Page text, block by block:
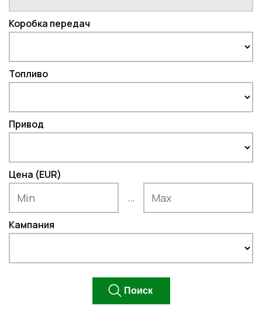
Коробка передач
Топливо
Привод
Цена (EUR)
...
Кампания